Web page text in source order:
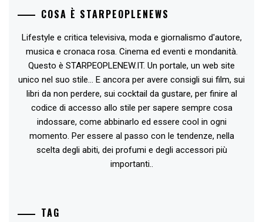
COSA È STARPEOPLENEWS
Lifestyle e critica televisiva, moda e giornalismo d'autore,
musica e cronaca rosa. Cinema ed eventi e mondanità.
Questo è STARPEOPLENEW.IT. Un portale, un web site
unico nel suo stile... E ancora per avere consigli sui film, sui
libri da non perdere, sui cocktail da gustare, per finire al
codice di accesso allo stile per sapere sempre cosa
indossare, come abbinarlo ed essere cool in ogni
momento. Per essere al passo con le tendenze, nella
scelta degli abiti, dei profumi e degli accessori più
importanti..
TAG